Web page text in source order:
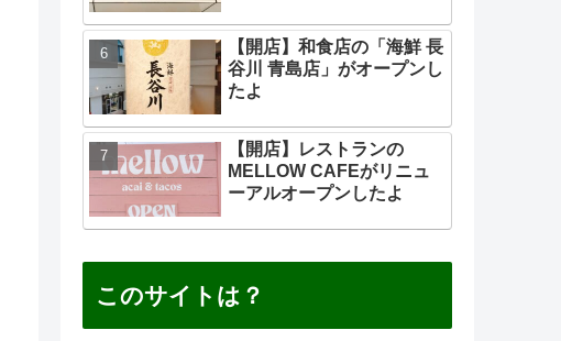
【開店】和食店の「海鮮 長
谷川 青島店」がオープンし
たよ
【開店】レストランの
MELLOW CAFEがリニュ
ーアルオープンしたよ
このサイトは？